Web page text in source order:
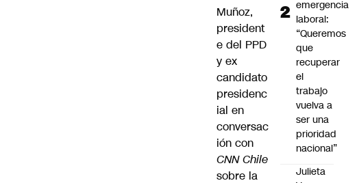
Muñoz,
president
e del PPD
y ex
candidato
presidenc
ial en
conversac
ión con
CNN Chile
sobre la
emergencia
laboral:
“Queremos
que
recuperar
el
trabajo
vuelva a
ser una
prioridad
nacional”
Julieta